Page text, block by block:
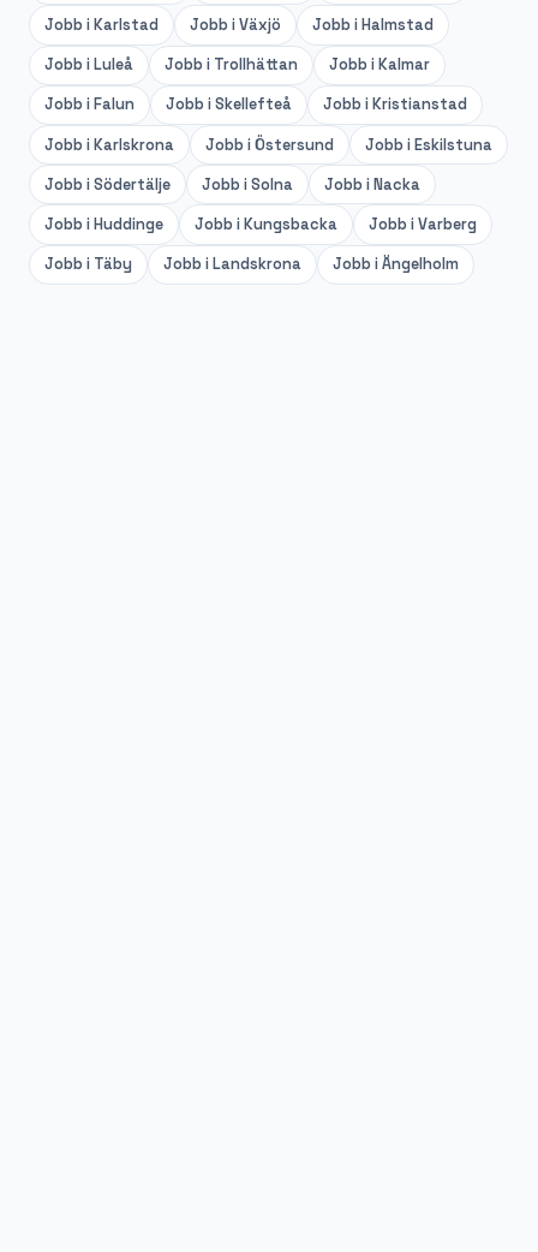
Jobb iKarlstad Jobb iVäxjö Jobb iHalmstad
Jobb iLuleå Jobb i Trollhättan Jobb iKalmar
Jobb iFalun Jobb iSkellefteå Jobb iKristianstad
Jobb iKarlskrona Jobb iÖstersund Jobb iEskilstuna
Jobb iSödertälje Jobb iSolna Jobb iNacka
Jobb iHuddinge Jobb iKungsbacka Jobb iVarberg
Jobb i Täby Jobb iLandskrona Jobb iÄngelholm